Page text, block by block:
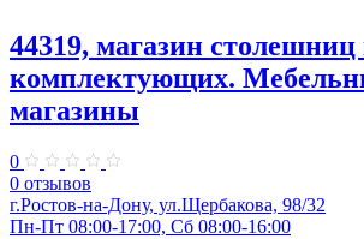
44319, магазин столешниц
комплектующих.
магазины
0
0 отзывов
г.Ростов-на-Дону, ул.Щербакова, 98/32
Пн-Пт 08:00-17:00, Сб 08:00-16:00